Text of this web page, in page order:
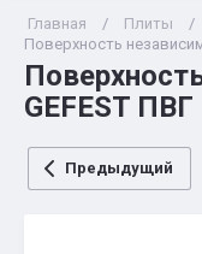
Главная / Плиты /
Поверхность
GEFEST
Предыдущий